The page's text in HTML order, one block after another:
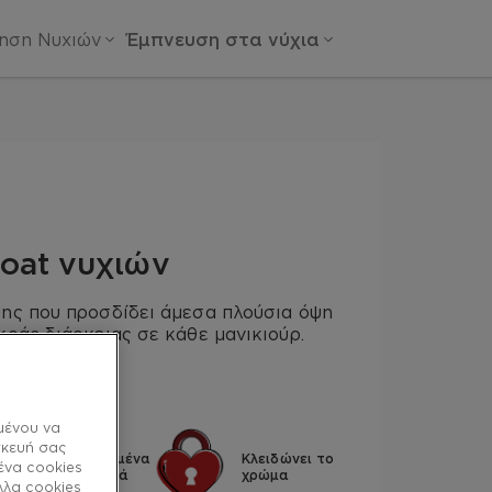
Νυχιών Έμπνευση στα νύχια
νυχιών
που προσδίδει άμεσα πλούσια όψη
διάρκειας σε κάθε μανικιούρ.
Εξειδικευμένα
συστατικά
Κλειδώνει το
χρώμα
να
σας
cookies
cookies